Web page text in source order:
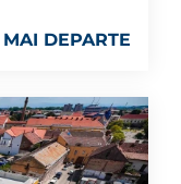
MAI DEPARTE